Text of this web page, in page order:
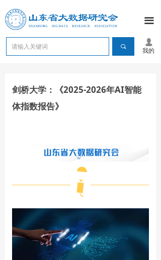
끀
끠
넙
我的
剑桥大学：《2025-2026年AI智能
体指数报告》